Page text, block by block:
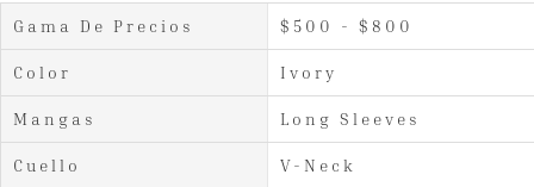
Gama De Precios $500 - $800
Color Ivory
Mangas Long Sleeves
Cuello V-Neck